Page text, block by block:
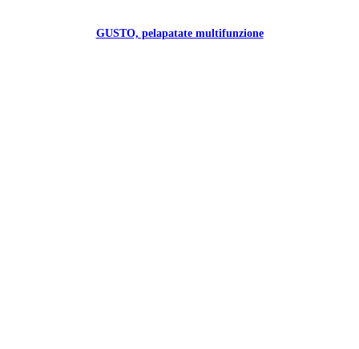
GUSTO, pelapatate multifunzione